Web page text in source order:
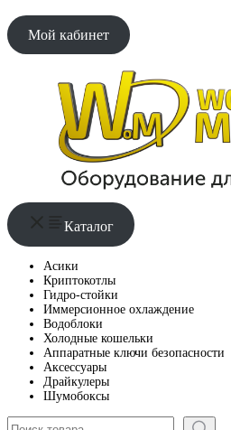
Мой кабинет
Каталог
Асики
Криптокотлы
Гидро-стойки
Иммерсионное охлаждение
Водоблоки
Холодные кошельки
Аппаратные ключи безопасности
Аксессуары
Драйкулеры
Шумобоксы
Поиск